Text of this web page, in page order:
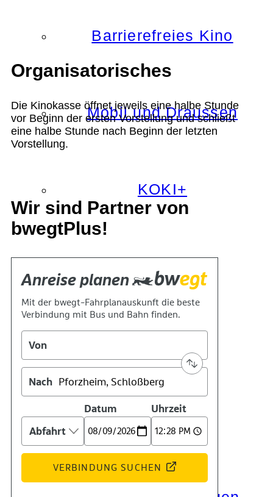
Barrierefreies Kino
Mobil und Draussen
KOKI+
Das Team
Organisatorisches
Die Kinokasse öffnet jeweils eine halbe Stunde
vor Beginn der ersten Vorstellung und schließt
eine halbe Stunde nach Beginn der letzten
Vorstellung.
Wir sind Partner von
bwegtPlus!